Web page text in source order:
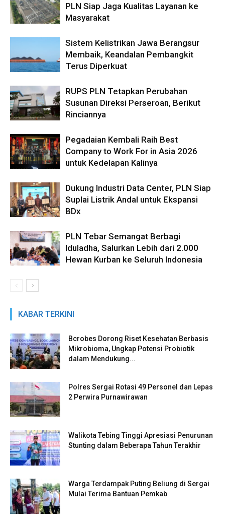
PLN Siap Jaga Kualitas Layanan ke
Masyarakat
Sistem Kelistrikan Jawa Berangsur
Membaik, Keandalan Pembangkit
Terus Diperkuat
RUPS PLN Tetapkan Perubahan
Susunan Direksi Perseroan, Berikut
Rinciannya
Pegadaian Kembali Raih Best
Company to Work For in Asia 2026
untuk Kedelapan Kalinya
Dukung Industri Data Center, PLN Siap
Suplai Listrik Andal untuk Ekspansi
BDx
PLN Tebar Semangat Berbagi
Iduladha, Salurkan Lebih dari 2.000
Hewan Kurban ke Seluruh Indonesia
KABAR TERKINI
Bcrobes Dorong Riset Kesehatan Berbasis
Mikrobioma, Ungkap Potensi Probiotik
dalam Mendukung...
Polres Sergai Rotasi 49 Personel dan Lepas
2 Perwira Purnawirawan
Walikota Tebing Tinggi Apresiasi Penurunan
Stunting dalam Beberapa Tahun Terakhir
Warga Terdampak Puting Beliung di Sergai
Mulai Terima Bantuan Pemkab